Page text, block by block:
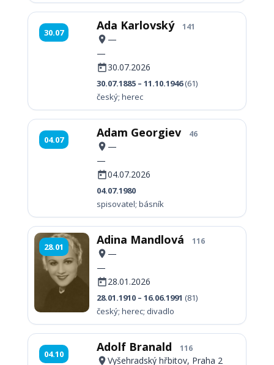
30.07 Ada Karlovský 141
—
—
30.07.2026
30.07.1885 – 11.10.1946(61)
český; herec
04.07 Adam Georgiev 46
—
—
04.07.2026
04.07.1980
spisovatel; básník
28.01 Adina Mandlová 116
—
—
28.01.2026
28.01.1910 – 16.06.1991 (81)
český; herec; divadlo
04.10 Adolf Branald 116
Vyšehradský hřbitov, Praha 2